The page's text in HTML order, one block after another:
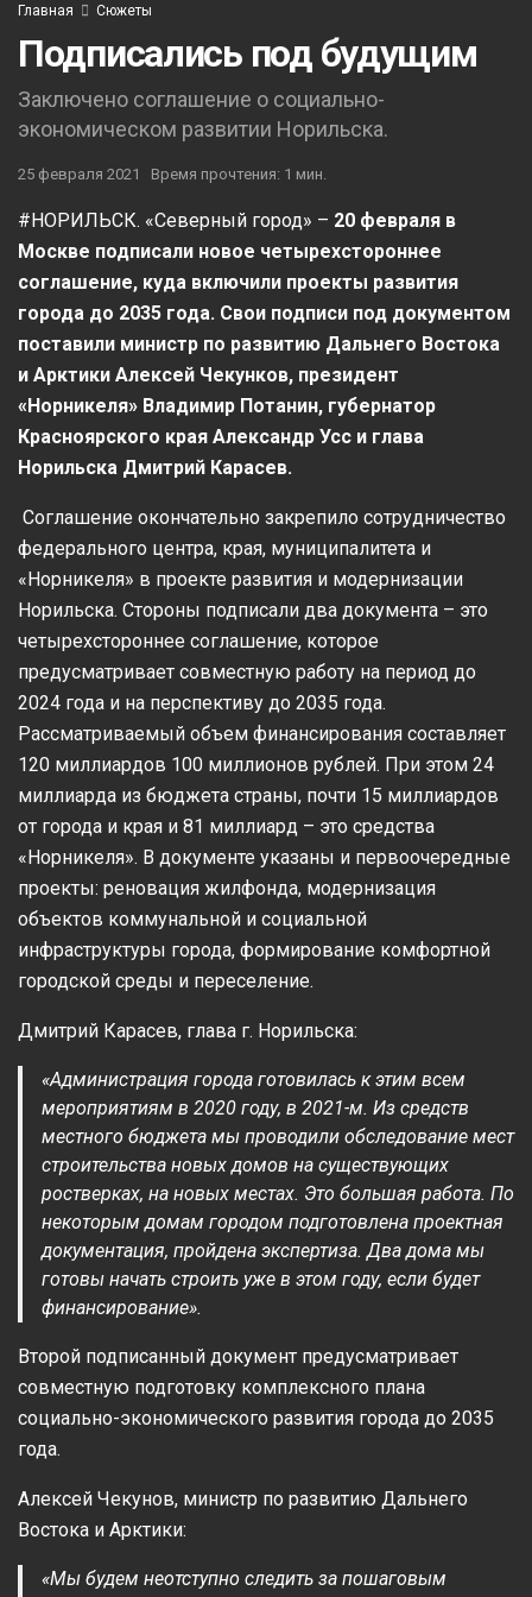
Главная Сюжеты
Подписались под будущим
Заключено соглашение о социально-
экономическом развитии Норильска.
25 февраля 2021 Время прочтения: 1 мин.
#НОРИЛЬСК. «Северный город» – 20 февраля в
Москве подписали новое четырехстороннее
соглашение, куда включили проекты развития
города до 2035 года. Свои подписи под документом
поставили министр по развитию Дальнего Востока
и Арктики Алексей Чекунков, президент
«Норникеля» Владимир Потанин, губернатор
Красноярского края Александр Усс и глава
Норильска Дмитрий Карасев.
Соглашение окончательно закрепило сотрудничество
федерального центра, края, муниципалитета и
«Норникеля» в проекте развития и модернизации
Норильска. Стороны подписали два документа – это
четырехстороннее соглашение, которое
предусматривает совместную работу на период до
2024 года и на перспективу до 2035 года.
Рассматриваемый объем финансирования составляет
120 миллиардов 100 миллионов рублей. При этом 24
миллиарда из бюджета страны, почти 15 миллиардов
от города и края и 81 миллиард – это средства
«Норникеля». В документе указаны и первоочередные
проекты: реновация жилфонда, модернизация
объектов коммунальной и социальной
инфраструктуры города, формирование комфортной
городской среды и переселение.
Дмитрий Карасев, глава г. Норильска:
«Администрация города готовилась к этим всем
мероприятиям в 2020 году, в 2021-м. Из средств
местного бюджета мы проводили обследование мест
строительства новых домов на существующих
ростверках, на новых местах. Это большая работа. По
некоторым домам городом подготовлена проектная
документация, пройдена экспертиза. Два дома мы
готовы начать строить уже в этом году, если будет
финансирование».
Второй подписанный документ предусматривает
совместную подготовку комплексного плана
социально-экономического развития города до 2035
года.
Алексей Чекунов, министр по развитию Дальнего
Востока и Арктики:
«Мы будем неотступно следить за пошаговым